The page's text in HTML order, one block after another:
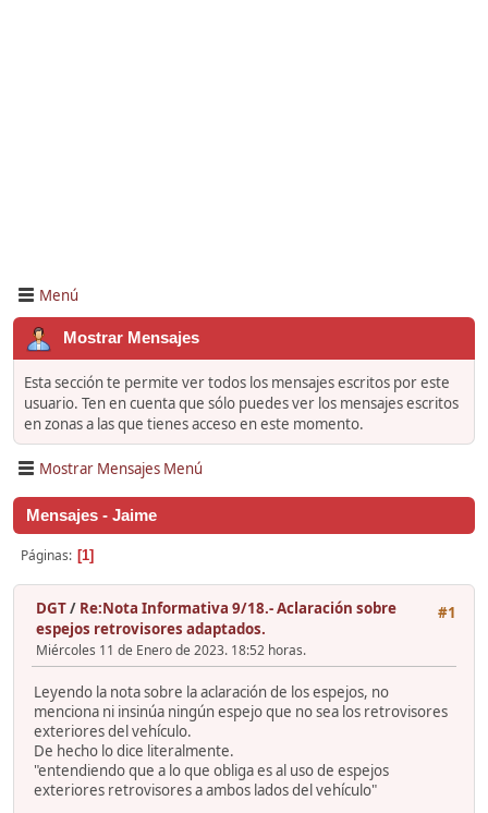
Menú
Mostrar Mensajes
Esta sección te permite ver todos los mensajes escritos por este
usuario. Ten en cuenta que sólo puedes ver los mensajes escritos
en zonas a las que tienes acceso en este momento.
Mostrar Mensajes Menú
Mensajes - Jaime
Páginas 1
#1
DGT/ Re:Nota Informativa 9/18.- Aclaración sobre
espejos retrovisores adaptados.
Miércoles 11 de Enero de 2023. 18:52 horas.
Leyendo la nota sobre la aclaración de los espejos, no
menciona ni insinúa ningún espejo que no sea los retrovisores
exteriores del vehículo.
De hecho lo dice literalmente.
"entendiendo que a lo que obliga es al uso de espejos
exteriores retrovisores a ambos lados del vehículo"